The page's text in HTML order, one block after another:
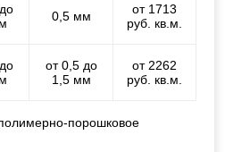
0,5 мм
от 1713
руб. кв.м.
от 0,5 до
1,5 мм
от 2262
руб. кв.м.
порошковое